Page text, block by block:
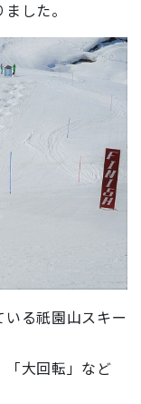
した。
る祇園山スキー
「大回転」など